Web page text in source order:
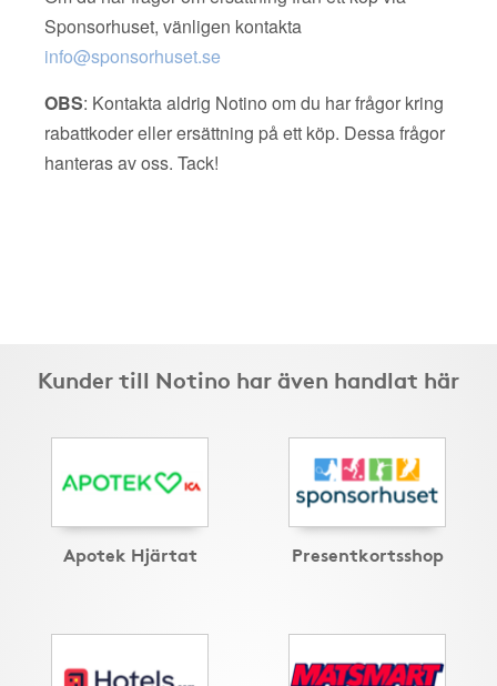
Sponsorhuset, vänligen kontakta
info@sponsorhuset.se
OBS: Kontakta aldrig Notino om du har frågor kring
rabattkoder eller ersättning på ett köp. Dessa frågor
hanteras av oss. Tack!
Kunder till Notino har även handlat här
Apotek Hjärtat Presentkortsshop